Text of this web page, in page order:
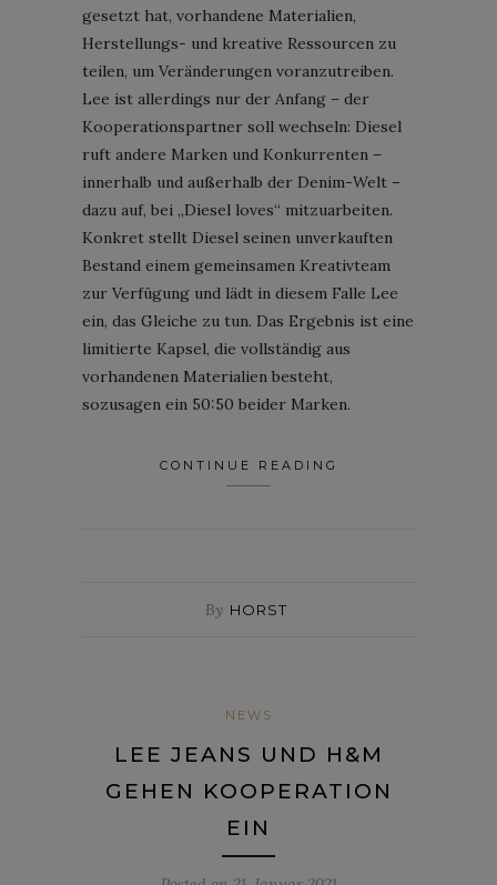
gesetzt hat, vorhandene Materialien,
Herstellungs- und kreative Ressourcen zu
teilen, um Veränderungen voranzutreiben.
Lee ist allerdings nur der Anfang – der
Kooperationspartner soll wechseln: Diesel
ruft andere Marken und Konkurrenten –
innerhalb und außerhalb der Denim-Welt –
dazu auf, bei „Diesel loves“ mitzuarbeiten.
Konkret stellt Diesel seinen unverkauften
Bestand einem gemeinsamen Kreativteam
zur Verfügung und lädt in diesem Falle Lee
ein, das Gleiche zu tun. Das Ergebnis ist eine
limitierte Kapsel, die vollständig aus
vorhandenen Materialien besteht,
sozusagen ein 50:50 beider Marken.
CONTINUE READING
By HORST
NEWS
LEE JEANS UND H&M
GEHEN KOOPERATION
EIN